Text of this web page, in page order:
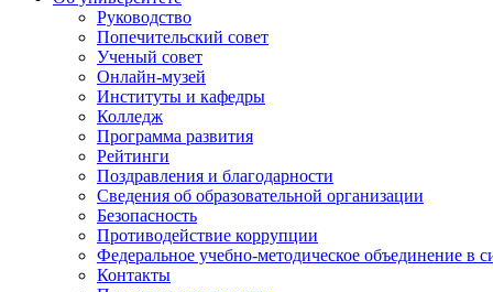
Руководство
Попечительский совет
Ученый совет
Онлайн-музей
Институты и кафедры
Колледж
Программа развития
Рейтинги
Поздравления и благодарности
Сведения об образовательной организации
Безопасность
Противодействие коррупции
Федеральное учебно-методическое объединение в
Контакты